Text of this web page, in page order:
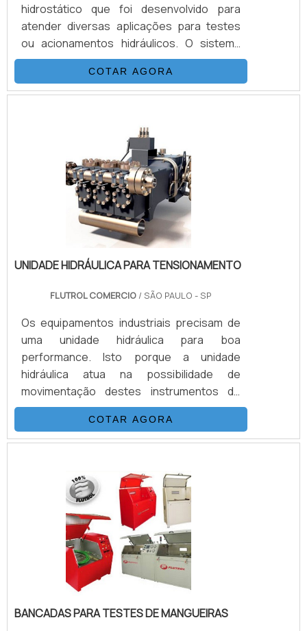
hidrostático que foi desenvolvido para
atender diversas aplicações para testes
ou acionamentos hidráulicos. O sistema
dos equipamentos de teste é composto
basicamente por uma bomba
hidropneumática da Haskel, kit de
válvulas, skid tubular de carbono ou inox e
tanque inox.A vantagem de obter os
equipamentos de teste pressão é o seu
acionamento elétrico convencional, esse
tipo de aparelh.
COTAR AGORA
UNIDADE HIDRÁULICA PARA TENSIONAMENTO
FLUTROL COMERCIO / SÃO PAULO - SP
Os equipamentos industriais precisam de
uma unidade hidráulica para boa
performance. Isto porque a unidade
hidráulica atua na possibilidade de
movimentação destes instrumentos de
diferentes setores da indústria.Nada mais é
do que um conjunto de componentes,
como o termo já diz, hidráulicos, que
para tensionamento pode ser utilizada
desde uma extrusora até uma prensa de
papel.DETALHES IMPORTANTES SOBRE O
PRODUTOPara que a unidade hidráulica
esteja adequ.
COTAR AGORA
BANCADAS PARA TESTES DE MANGUEIRAS